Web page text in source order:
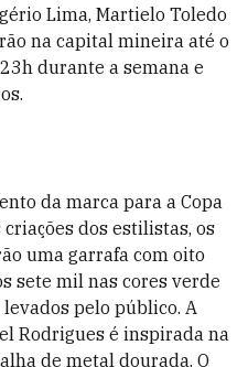
Lima, Martielo Toledo
na capital mineira até o
durante a semana e
da marca para a Copa
dos estilistas, os
uma garrafa com oito
sete mil nas cores verde
pelo público. A
Rodrigues é inspirada na
de metal dourada. O